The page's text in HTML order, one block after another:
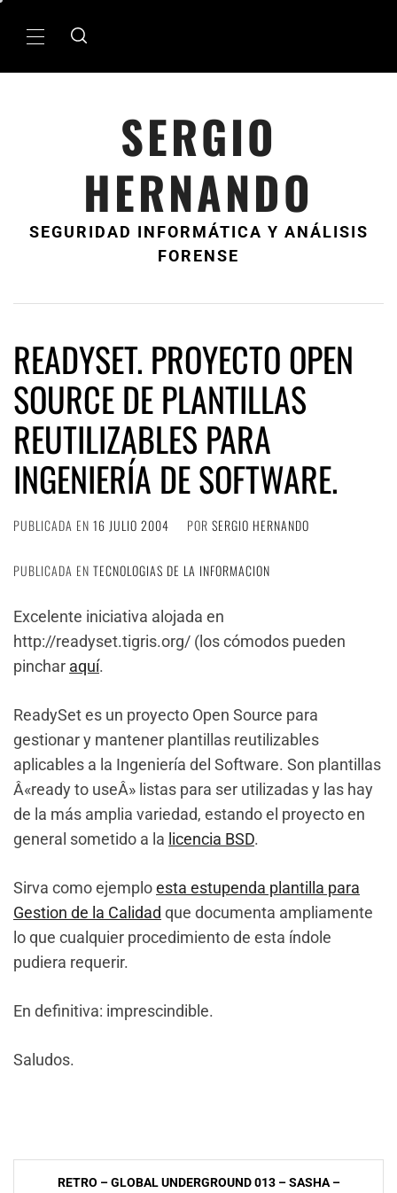
MenÃº
SERGIO
HERNANDO
SEGURIDAD INFORMÁTICA Y ANÁLISIS
FORENSE
READYSET. PROYECTO OPEN
SOURCE DE PLANTILLAS
REUTILIZABLES PARA
INGENIERÍA DE SOFTWARE.
PUBLICADA EN 16 JULIO 2004 POR SERGIO HERNANDO
PUBLICADA EN TECNOLOGIAS DE LA INFORMACION
Excelente iniciativa alojada en
http://readyset.tigris.org/ (los cómodos pueden
pinchar aquí.
ReadySet es un proyecto Open Source para
gestionar y mantener plantillas reutilizables
aplicables a la Ingeniería del Software. Son plantillas
Â«ready to useÂ» listas para ser utilizadas y las hay
de la más amplia variedad, estando el proyecto en
general sometido a la licencia BSD.
Sirva como ejemploesta estupenda plantilla para
Gestion de la Calidad que documenta ampliamente
lo que cualquier procedimiento de esta índole
pudiera requerir.
En definitiva: imprescindible.
Saludos.
NavegaciÃ³n
RETRO – GLOBAL UNDERGROUND 013 – SASHA –